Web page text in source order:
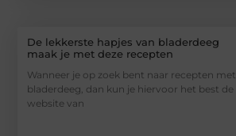
De lekkerste hapjes van bladerdeeg
maak je met deze recepten
Wanneer je op zoek bent naar recepten met
bladerdeeg, dan kun je hiervoor het best de
website van